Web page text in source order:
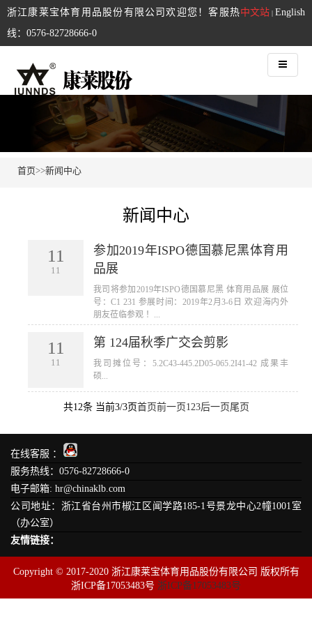
中文站 | English
浙江康莱宝体育用品股份有限公司欢迎您！客服热
线：0576-82728666-0
首页>>新闻中心
新闻中心
11
11
参加2019年ISPO德国慕尼黑体育用
品展
我司将参加2019年ISPO德国慕尼黑 体育用品展 展位
号：C1 231 参展时间：2019年2月3-6日 欢迎海内外
朋友莅临参观 ！...
11
11
第 124届秋季广交会剪影
我司摊位号：5.2C43-445.2D05-065.2I41-42 成果丰
硕...
共12条 当前3/3页首页前一页1 23后一页尾页
在线客服 ：
服务热线：0576-82728666-0
电子邮箱: hr@chinaklb.com
公司地址：浙江省台州市椒江区闻学路185-1号景龙中心2幢1001室
（办公室）
友情链接：
Copyright © 2017-2020 浙江康莱宝体育用品股份有限公司 版权所有
浙ICP备17053483号 浙ICP备17053483号